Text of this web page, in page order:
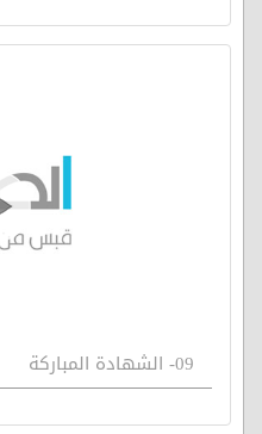
09- الشهادة المباركة